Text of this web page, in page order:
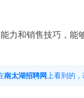
力和销售技巧，能
南太湖招聘网 上看到的，